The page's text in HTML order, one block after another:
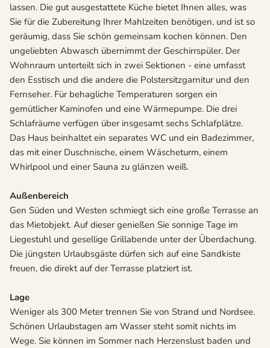
lassen. Die gut ausgestattete Küche bietet Ihnen alles, was
Sie für die Zubereitung Ihrer Mahlzeiten benötigen, und ist so
geräumig, dass Sie schön gemeinsam kochen können. Den
ungeliebten Abwasch übernimmt der Geschirrspüler. Der
Wohnraum unterteilt sich in zwei Sektionen - eine umfasst
den Esstisch und die andere die Polstersitzgarnitur und den
Fernseher. Für behagliche Temperaturen sorgen ein
gemütlicher Kaminofen und eine Wärmepumpe. Die drei
Schlafräume verfügen über insgesamt sechs Schlafplätze.
Das Haus beinhaltet ein separates WC und ein Badezimmer,
das mit einer Duschnische, einem Wäscheturm, einem
Whirlpool und einer Sauna zu glänzen weiß.
Außenbereich
Gen Süden und Westen schmiegt sich eine große Terrasse an
das Mietobjekt. Auf dieser genießen Sie sonnige Tage im
Liegestuhl und gesellige Grillabende unter der Überdachung.
Die jüngsten Urlaubsgäste dürfen sich auf eine Sandkiste
freuen, die direkt auf der Terrasse platziert ist.
Lage
Weniger als 300 Meter trennen Sie von Strand und Nordsee.
Schönen Urlaubstagen am Wasser steht somit nichts im
Wege. Sie können im Sommer nach Herzenslust baden und